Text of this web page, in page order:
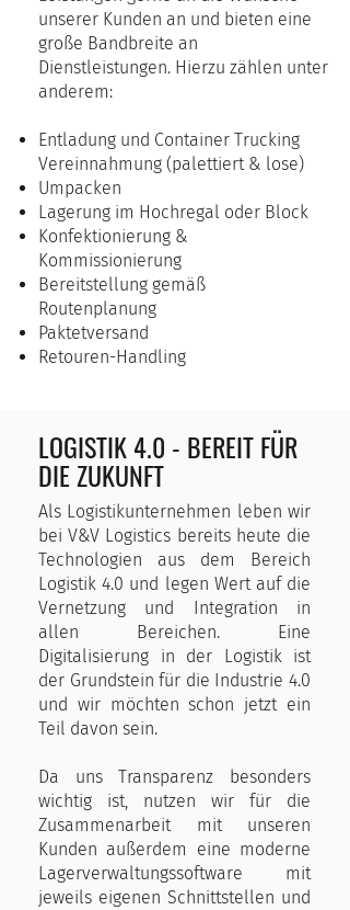
unserer Kunden an und bieten eine
große Bandbreite an
Dienstleistungen. Hierzu zählen unter
anderem:
Entladung und Container Trucking
Vereinnahmung (palettiert & lose)
Umpacken
Lagerung im Hochregal oder Block
Konfektionierung &
Kommissionierung
Bereitstellung gemäß
Routenplanung
Paktetversand
Retouren-Handling
LOGISTIK 4.0 - BEREIT FÜR
DIE ZUKUNFT
Als Logistikunternehmen leben wir
bei V&V Logistics bereits heute die
Technologien aus dem Bereich
Logistik 4.0 und legen Wert auf die
Vernetzung und Integration in
allen Bereichen. Eine
Digitalisierung in der Logistik ist
der Grundstein für die Industrie 4.0
und wir möchten schon jetzt ein
Teil davon sein.
Da uns Transparenz besonders
wichtig ist, nutzen wir für die
Zusammenarbeit mit unseren
Kunden außerdem eine moderne
Lagerverwaltungssoftware mit
jeweils eigenen Schnittstellen und